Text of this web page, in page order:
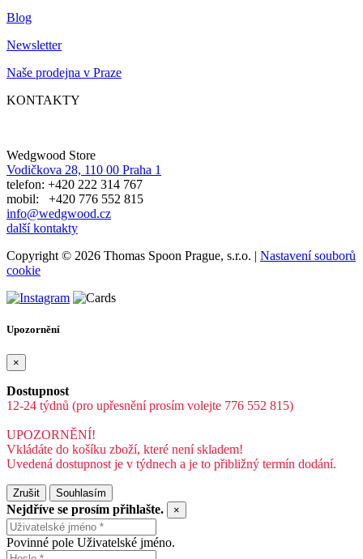
Blog
Newsletter
Naše prodejna v Praze
KONTAKTY
Wedgwood Store
Vodičkova 28, 110 00 Praha 1
telefon: +420 222 314 767
mobil: +420 776 552 815
info@wedgwood.cz
další kontakty
Copyright © 2026 Thomas Spoon Prague, s.r.o. | Nastavení souborů
cookie
Upozornění
×
Dostupnost
12-24 týdnů (pro upřesnění prosím volejte 776 552 815)
UPOZORNĚNÍ!
Vkládáte do košíku zboží, které není skladem!
Uvedená dostupnost je v týdnech a je to přibližný termín dodání.
Zrušit Souhlasím
Nejdříve se prosím přihlašte. ×
Povinné pole Uživatelské jméno.